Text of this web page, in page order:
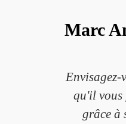
Marc
Envisagez-
qu'il vous
grâce à